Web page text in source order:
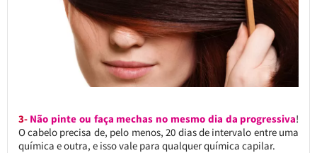
3-Não pinte ou faça mechas no mesmo dia da progressiva!
O cabelo precisa de, pelo menos, 20 dias de intervalo entre uma
química e outra, e isso vale para qualquer química capilar.